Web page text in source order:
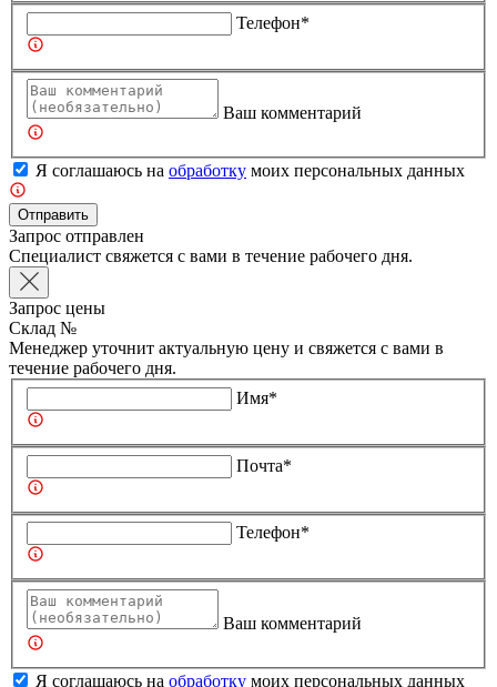
Телефон*
Ваш комментарий
Я соглашаюсь на обработку моих персональных данных
Отправить
Запрос отправлен
Специалист свяжется с вами в течение рабочего дня.
Запрос цены
Склад №
Менеджер уточнит актуальную цену и свяжется с вами в
течение рабочего дня.
Имя*
Почта*
Телефон*
Ваш комментарий
Я соглашаюсь на обработку моих персональных данных